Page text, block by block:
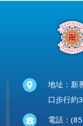
地址：新
口步行約
電話：